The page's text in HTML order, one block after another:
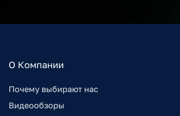
О Компании
Почему выбирают нас
Видеообзоры